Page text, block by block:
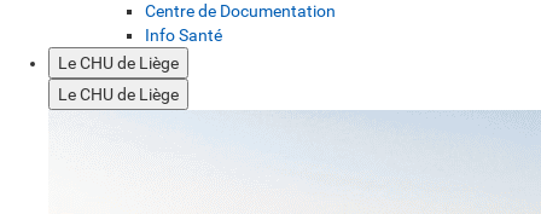
Centre de Documentation
Info Santé
Le CHU de Liège
Le CHU de Liège